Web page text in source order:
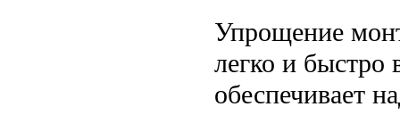
Упрощение
легко и быстро
обеспечивает